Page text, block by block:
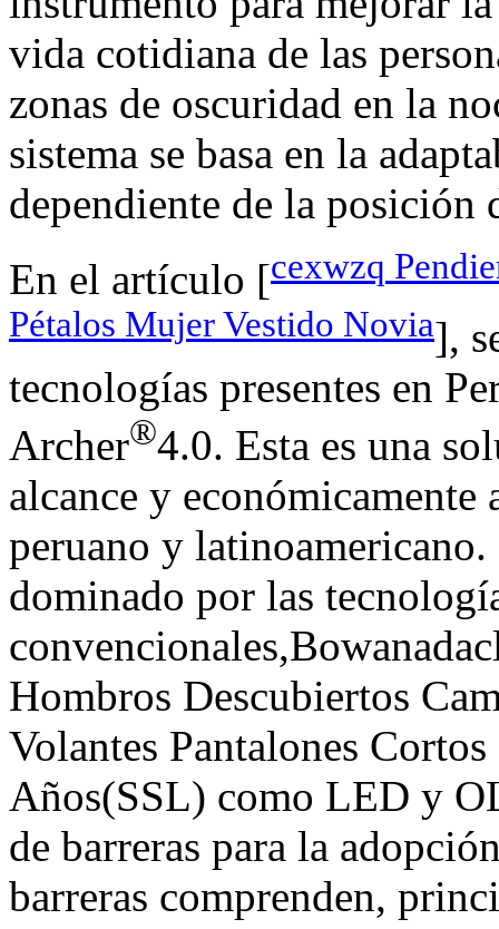
vida cotidiana de las
zonas de oscuridad en la
sistema se basa en la
dependiente de la posición
En el artículo [cexwzq
Pétalos Mujer Vestido Novia],
tecnologías presentes en
Archer®4.0. Esta es una
alcance y económicamente
peruano y latinoamericano.
dominado por las
Hombros Descubiertos
Volantes Pantalones
Años(SSL) como LED y
de barreras para la
barreras comprenden,